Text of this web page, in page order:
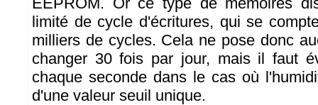
limité de cycle d'écritures, qui se
milliers de cycles. Cela ne pose donc
changer 30 fois par jour, mais il faut
chaque seconde dans le cas où
d'une valeur seuil unique.